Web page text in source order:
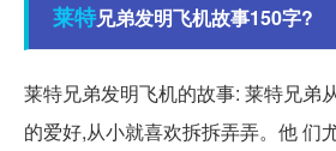
莱特兄弟发明飞机故事150字?
莱特兄弟发明飞机的故事: 莱特兄弟
的爱好,从小就喜欢拆拆弄弄。他 们